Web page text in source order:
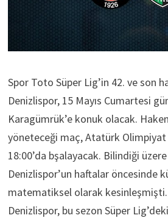
Spor Toto Süper Lig’in 42. ve son
Denizlispor, 15 Mayıs Cumartesi
Karagümrük’e konuk olacak.
yöneteceği maç, Atatürk Olimpiyat
18:00’da bşalayacak. Bilindiği
Denizlispor’un haftalar öncesinde
matematiksel olarak
Denizlispor, bu sezon Süper